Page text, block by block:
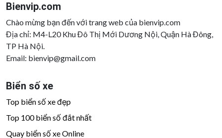
Bienvip.com
Chào mừng bạn đến với trang web của bienvip.com
Địa chỉ: M4-L20 Khu Đô Thị Mới Dương Nội, Quận Hà Đông,
TP Hà Nội.
Email: bienvip@gmail.com
Biển số xe
Top biển số xe đẹp
Top 100 biển số đắt nhất
Quay biển số xe Online